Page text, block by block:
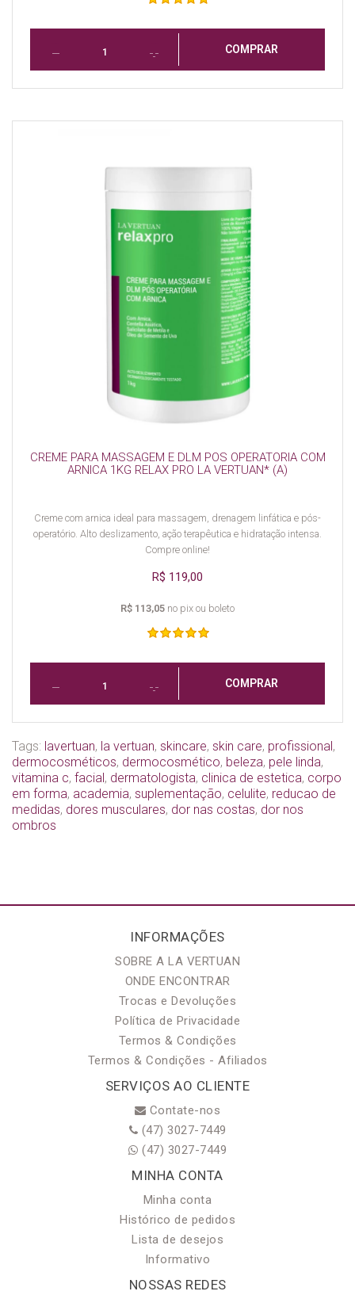
COMPRAR
CREME PARA MASSAGEM E DLM POS OPERATORIA COM
ARNICA 1KG RELAX PRO LA VERTUAN* (A)
Creme com arnica ideal para massagem, drenagem linfática e pós-
operatório. Alto deslizamento, ação terapêutica e hidratação intensa.
Compre online!
R$ 119,00
R$ 113,05 no pix ou boleto
COMPRAR
Tags: lavertuan, la vertuan, skincare, skin care, profissional,
dermocosméticos, dermocosmético, beleza, pele linda,
vitamina c, facial, dermatologista, clinica de estetica, corpo
em forma, academia, suplementação, celulite, reducao de
medidas, dores musculares, dor nas costas, dor nos
ombros
INFORMAÇÕES
SOBRE A LA VERTUAN
ONDE ENCONTRAR
Trocas e Devoluções
Política de Privacidade
Termos & Condições
Termos & Condições - Afiliados
SERVIÇOS AO CLIENTE
Contate-nos
(47) 3027-7449
(47) 3027-7449
MINHA CONTA
Minha conta
Histórico de pedidos
Lista de desejos
Informativo
NOSSAS REDES